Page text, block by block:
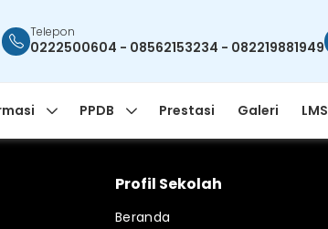
Telepon
0222500604 - 08562153234 - 082219881949
PPDB Prestasi Galeri LMS
Profil Sekolah
Beranda